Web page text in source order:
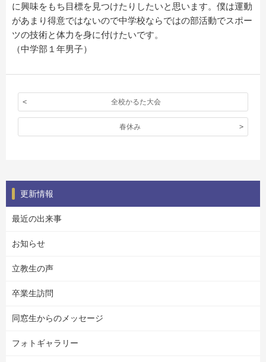
に興味をもち目標を見つけたりしたいと思います。僕は運動
があまり得意ではないので中学校ならではの部活動でスポー
ツの技術と体力を身に付けたいです。
（中学部１年男子）
全校かるた大会
春休み
更新情報
最近の出来事
お知らせ
立教生の声
卒業生訪問
同窓生からのメッセージ
フォトギャラリー